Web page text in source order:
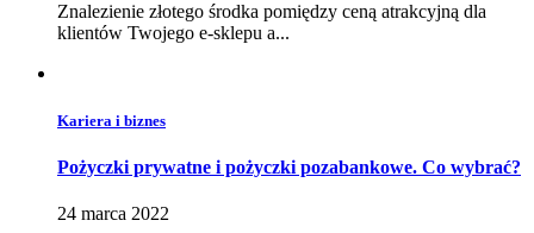
Znalezienie złotego środka pomiędzy ceną atrakcyjną dla
klientów Twojego e-sklepu a...
Kariera i biznes
Pożyczki prywatne i pożyczki pozabankowe. Co wybrać?
24 marca 2022